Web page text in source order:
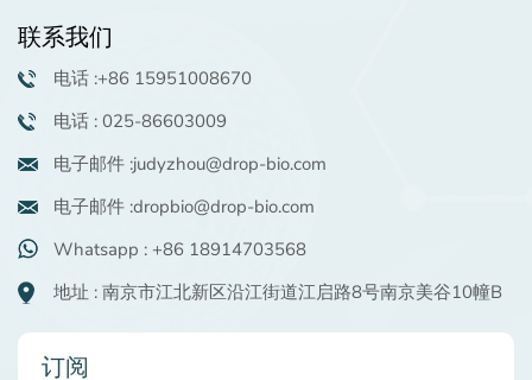
脂醇外貌白色至类白色颗粒状固体剂量0.1–5%（精华液至
面霜）pH范围4.5～7.5（5%水溶液）熔点61–65°C保质期
2年（室温，密封）经过验证的稳定性：超越行业标准
试：正常情况：乳化指数100％（无分层）。离心应力
（4,000 rpm，10 分钟）：乳化指数 >70%。冻融循环
（-18°C↔25°C）：2次循环后稳定性>95%。📌 注意：极
端pH值（pH≤3或≥9）下稳定性会降低。pH值在5-7之间
（400x）下，CG68 形成 层状液晶 在油水界面处。这些结
构：增强乳液稳定性。提高主动交付能力。创造独特的感
晶体的形成！用途广泛产品类型推荐剂量纹理结果精华液/
精华素0.1–1%半透明乳剂乳液1–3%清淡的液态奶面霜3–
联系我们
电话 :+86 15951008670
电话 : 025-86603009
电子邮件 :judyzhou@drop-bio.com
电子邮件 :dropbio@drop-bio.com
Whatsapp : +86 18914703568
地址 : 南京市江北新区沿江街道江启路8号南京美谷10幢B
订阅